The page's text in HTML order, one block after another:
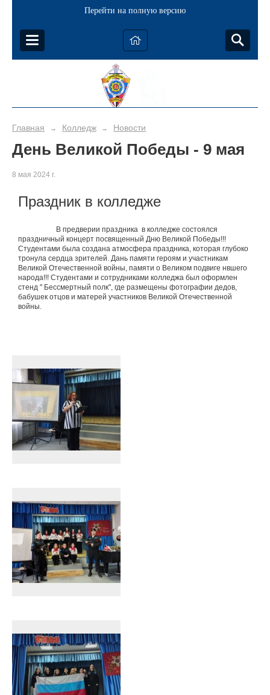
Перейти на полную версию
Главная → Колледж → Новости
День Великой Победы - 9 мая
8 мая 2024 г.
Праздник в колледже
В предверии праздника в колледже состоялся
праздничный концерт посвященный Дню Великой Победы!!!
Студентами была создана атмосфера праздника, которая глубоко
тронула сердца зрителей. Дань памяти героям и участникам
Великой Отечественной войны, памяти о Великом подвиге нвшего
народа!!! Студентами и сотрудниками колледжа был оформлен
стенд " Бессмертный полк", где размещены фотографии дедов,
бабушек отцов и матерей участников Великой Отечественной
войны.